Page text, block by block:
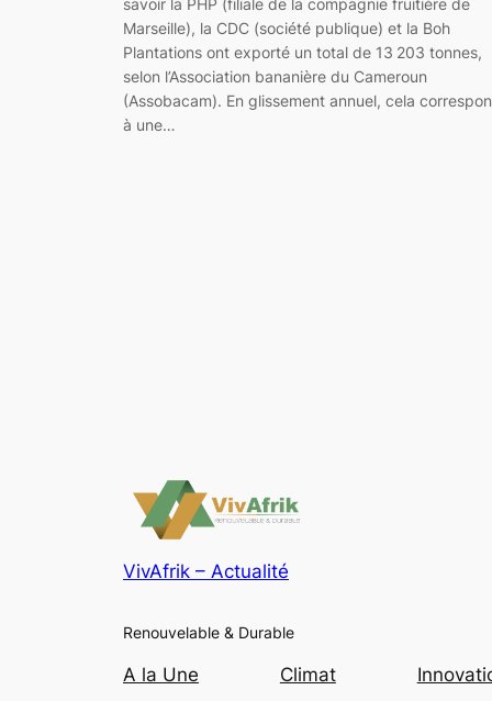
savoir la PHP (filiale de la compagnie fruitière de
Marseille), la CDC (société publique) et la Boh
Plantations ont exporté un total de 13 203 tonnes,
selon l’Association bananière du Cameroun
(Assobacam). En glissement annuel, cela
à une…
VivAfrik – Actualité
Renouvelable & Durable
A la Une Climat